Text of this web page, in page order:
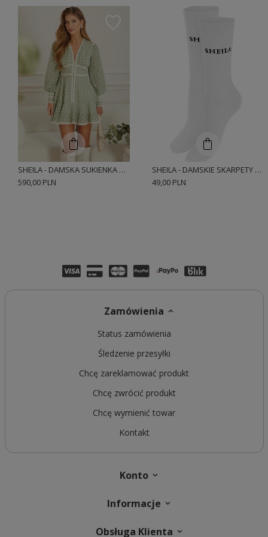
SHEILA - DAMSKA SUKIENKA ZIELONA/MIĘTOWA Z KORONKOWYMI TAŚMAMI COTTAGECORE MINI 'MAURA'
590,00 PLN
SHEILA - DAMSKIE SKARPETY UNISEX BIAŁO/CZARNE Z LOGO
49,00 PLN
Zamówienia
Status zamówienia
Śledzenie przesyłki
Chcę zareklamować produkt
Chcę zwrócić produkt
Chcę wymienić towar
Kontakt
Konto
Informacje
Obsługa Klienta